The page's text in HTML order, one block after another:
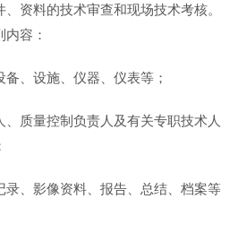
资料的技术审查和现场技术考核。
容：
备、设施、仪器、仪表等；
、质量控制负责人及有关专职技术人
录、影像资料、报告、总结、档案等